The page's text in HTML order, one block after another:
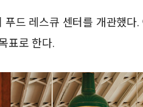
드 레스큐 센터를 개관했다.
표로 한다.